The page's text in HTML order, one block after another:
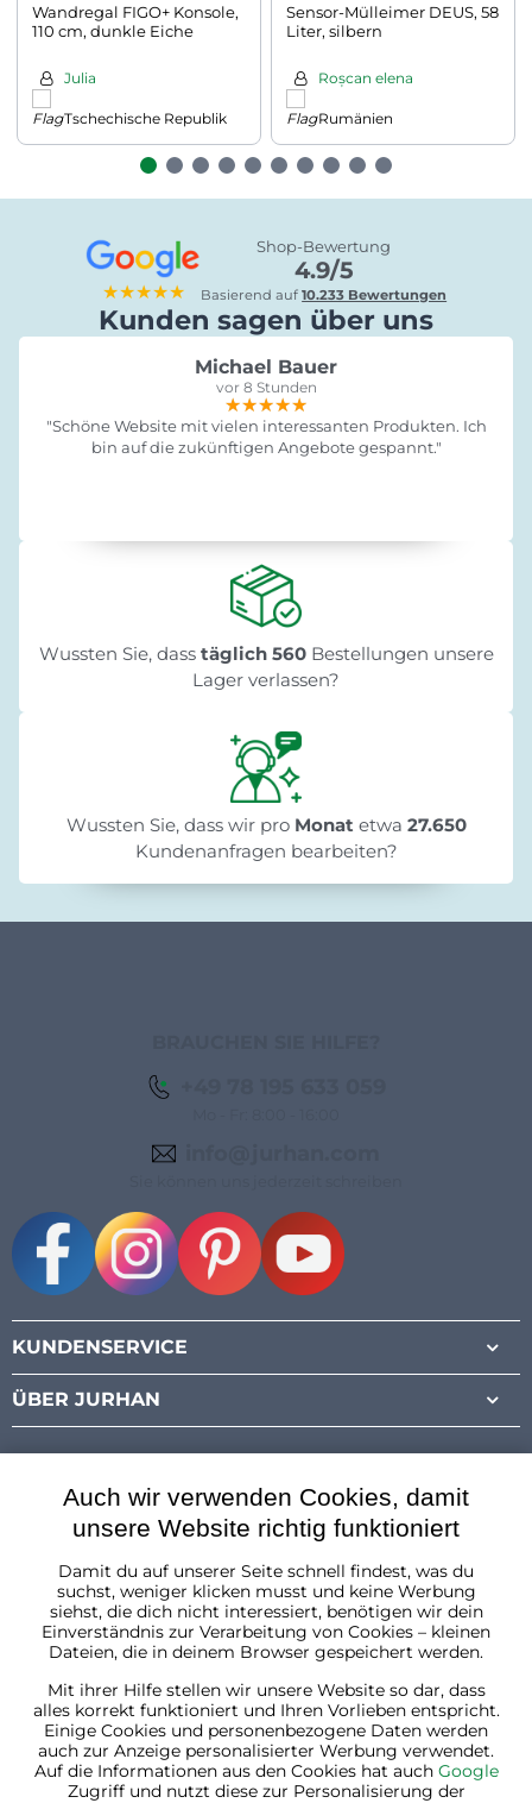
Wandregal FIGO+ Konsole,
110 cm, dunkle Eiche
Julia
Tschechische Republik
Sensor-Mülleimer DEUS, 58
Liter, silbern
Roșcan elena
Rumänien
★★★★★
Shop-Bewertung
4.9/5
Basierend auf10.233 Bewertungen
Kunden sagen über uns
Michael Bauer
vor 8 Stunden
★★★★★
★★★★★
★★★★★
"Schöne Website mit vielen interessanten Produkten. Ich
bin auf die zukünftigen Angebote gespannt."
Wussten Sie, dass täglich 560Bestellungen unsere
Lager verlassen?
Wussten Sie, dass wir pro Monat etwa 27.650
Kundenanfragen bearbeiten?
KUNDENSERVICE
ÜBER JURHAN
Österreich
Auch wir verwenden Cookies, damit
unsere Website richtig funktioniert
Damit du auf unserer Seite schnell findest, was du
suchst, weniger klicken musst und keine Werbung
siehst, die dich nicht interessiert, benötigen wir dein
Einverständnis zur Verarbeitung von Cookies – kleinen
Dateien, die in deinem Browser gespeichert werden.
Mit ihrer Hilfe stellen wir unsere Website so dar, dass
alles korrekt funktioniert und Ihren Vorlieben entspricht.
Einige Cookies und personenbezogene Daten werden
auch zur Anzeige personalisierter Werbung verwendet.
Auf die Informationen aus den Cookies hat auch Google
Zugriff und nutzt diese zur Personalisierung der